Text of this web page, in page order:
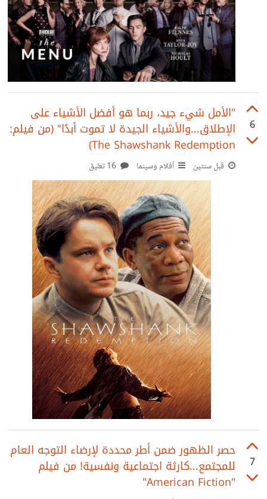
6
"الأمل شيء جيد، ربما هو أفضل الأشياء على
الإطلاق...والأشياء الجيدة لا تموت أبدًا" (من فيلم:
The Shawshank Redemption)
قبل سنتين أفلام وسينما
7
حصر الظهور ضمن أطر محددة لإرضاء التوجه العام
للمجتمع...كارثة اجتماعية ونفسية! من فيلم
"American Fiction"